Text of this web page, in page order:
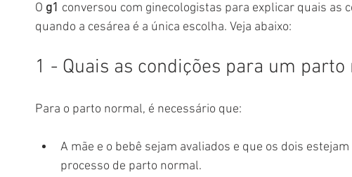
O g1 conversou com ginecologistas para explicar quais as
quando a cesárea é a única escolha. Veja abaixo:
1 - Quais as condições para um parto
Para o parto normal, é necessário que:
A mãe e o bebê sejam avaliados e que os dois
processo de parto normal.